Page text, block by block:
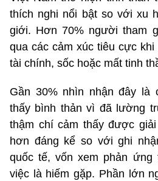
thích nghi nổi bật so với xu
giới. Hơn 70% người tham
qua các cảm xúc tiêu cực
tài chính, sốc hoặc mất tinh
Gần 30% nhìn nhận đây là
thấy bình thản vì đã lường
thậm chí cảm thấy được
hơn đáng kể so với ghi
quốc tế, vốn xem phản
việc là hiếm gặp. Phần lớn